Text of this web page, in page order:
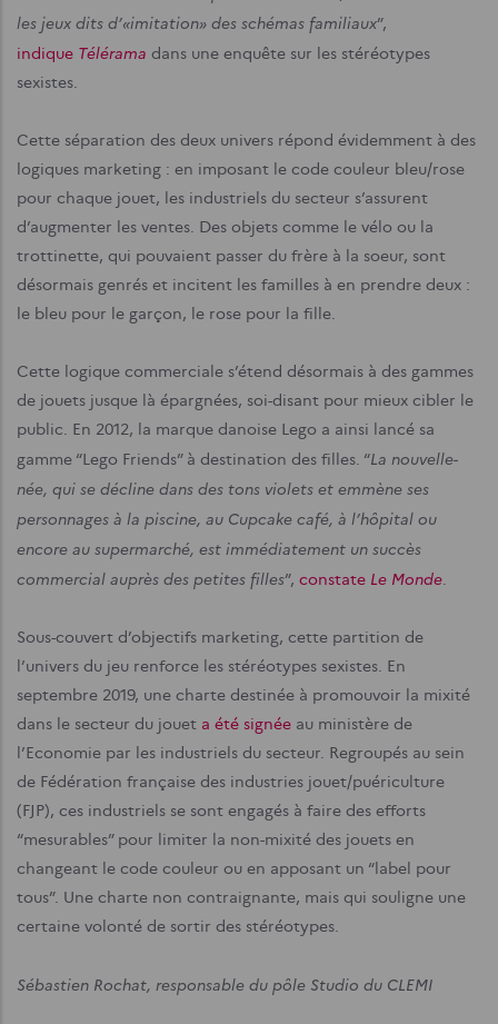
les jeux dits d’«imitation» des schémas familiaux”,
indique Télérama dans une enquête sur les stéréotypes
sexistes.
Cette séparation des deux univers répond évidemment à des
logiques marketing : en imposant le code couleur bleu/rose
pour chaque jouet, les industriels du secteur s’assurent
d’augmenter les ventes. Des objets comme le vélo ou la
trottinette, qui pouvaient passer du frère à la soeur, sont
désormais genrés et incitent les familles à en prendre deux :
le bleu pour le garçon, le rose pour la fille.
Cette logique commerciale s’étend désormais à des gammes
de jouets jusque là épargnées, soi-disant pour mieux cibler le
public. En 2012, la marque danoise Lego a ainsi lancé sa
gamme “Lego Friends” à destination des filles. “La nouvelle-
née, qui se décline dans des tons violets et emmène ses
personnages à la piscine, au Cupcake café, à l’hôpital ou
encore au supermarché, est immédiatement un succès
commercial auprès des petites filles”, constate Le Monde
Sous-couvert d’objectifs marketing, cette partition de
l’univers du jeu renforce les stéréotypes sexistes. En
septembre 2019, une charte destinée à promouvoir la mixité
dans le secteur du jouet a été signée au ministère de
l’Economie par les industriels du secteur. Regroupés au sein
de Fédération française des industries jouet/puériculture
(FJP), ces industriels se sont engagés à faire des efforts
“mesurables” pour limiter la non-mixité des jouets en
changeant le code couleur ou en apposant un “label pour
tous”. Une charte non contraignante, mais qui souligne une
certaine volonté de sortir des stéréotypes.
Sébastien Rochat, responsable du pôle Studio du CLEMI